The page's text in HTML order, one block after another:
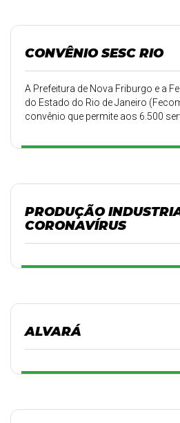
CONVÊNIO SESC RIO
A Prefeitura de Nova Friburgo e a
do Estado do Rio de Janeiro
convênio que permite aos 6.500
Sesc em suas mais variadas
PRODUÇÃO
CORONAVÍRUS
ALVARÁ